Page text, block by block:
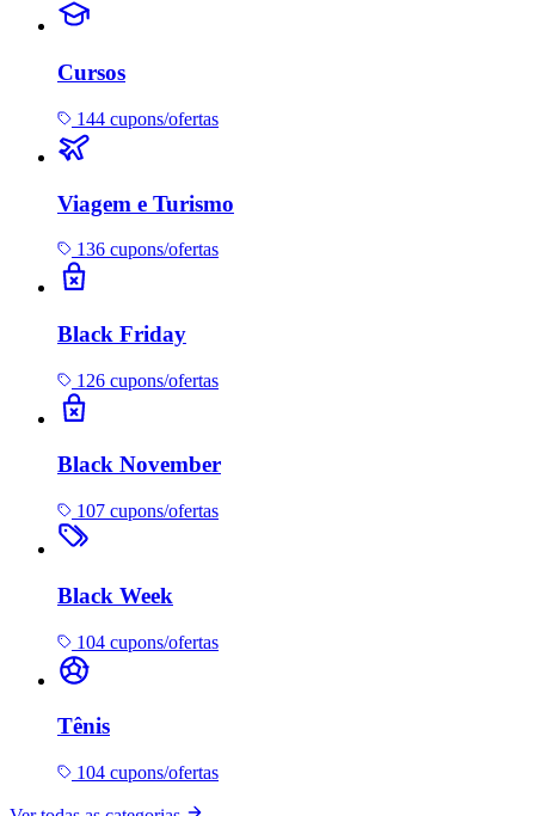
Cursos
144 cupons/ofertas
Viagem e Turismo
136 cupons/ofertas
Black Friday
126 cupons/ofertas
Black November
107 cupons/ofertas
Black Week
104 cupons/ofertas
Tênis
104 cupons/ofertas